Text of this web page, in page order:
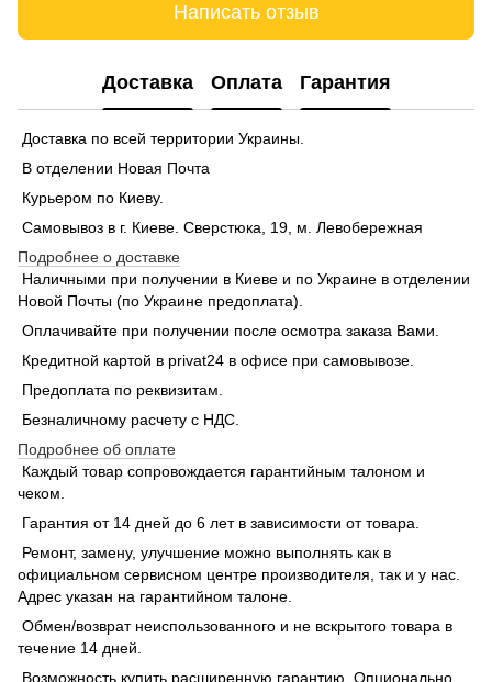
Написать отзыв
Доставка Оплата Гарантия
Доставка по всей территории Украины.
В отделении Новая Почта
Курьером по Киеву.
Самовывоз в г. Киеве. Сверстюка, 19, м. Левобережная
Подробнее о доставке
Наличными при получении в Киеве и по Украине в отделении
Новой Почты (по Украине предоплата).
Оплачивайте при получении после осмотра заказа Вами.
Кредитной картой в privat24 в офисе при самовывозе.
Предоплата по реквизитам.
Безналичному расчету с НДС.
Подробнее об оплате
Каждый товар сопровождается гарантийным талоном и
чеком.
Гарантия от 14 дней до 6 лет в зависимости от товара.
Ремонт, замену, улучшение можно выполнять как в
официальном сервисном центре производителя, так и у нас.
Адрес указан на гарантийном талоне.
Обмен/возврат неиспользованного и не вскрытого товара в
течение 14 дней.
Возможность купить расширенную гарантию. Опционально.